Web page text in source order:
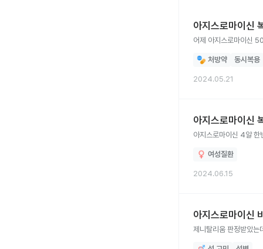
아지스로마이신
어제 아지스로마이신
처방약 동시복용
2024.05.21
아지스로마이신
아지스로마이신 4알 한
여성질환
2024.06.15
아지스로마이신
제니탈리움 판정받았는